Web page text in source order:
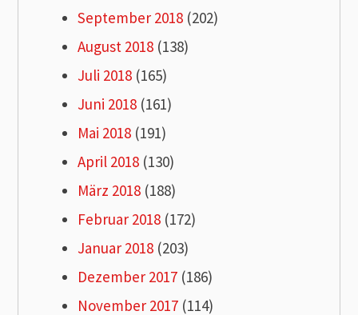
September 2018 (202)
August 2018 (138)
Juli 2018 (165)
Juni 2018 (161)
Mai 2018 (191)
April 2018 (130)
März 2018 (188)
Februar 2018 (172)
Januar 2018 (203)
Dezember 2017 (186)
November 2017 (114)